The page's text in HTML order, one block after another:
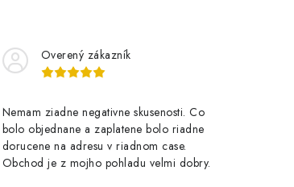
Overený zákazník
Nemam ziadne negativne skusenosti. Co
bolo objednane a zaplatene bolo riadne
dorucene na adresu v riadnom case.
Obchod je z mojho pohladu velmi dobry.